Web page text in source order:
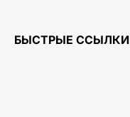
БЫСТРЫЕ ССЫЛКИ